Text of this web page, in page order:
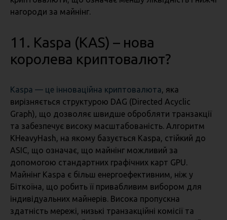
нагороди за майнінг.
11. Kaspa (KAS) – нова
королева криптовалют?
Kaspa — це інноваційна криптовалюта, яка
вирізняється структурою DAG (Directed Acyclic
Graph), що дозволяє швидше обробляти транзакції
та забезпечує високу масштабованість. Алгоритм
KHeavyHash, на якому базується Kaspa, стійкий до
ASIC, що означає, що майнінг можливий за
допомогою стандартних графічних карт GPU.
Майнінг Kaspa є більш енергоефективним, ніж у
Біткоїна, що робить її привабливим вибором для
індивідуальних майнерів. Висока пропускна
здатність мережі, низькі транзакційні комісії та